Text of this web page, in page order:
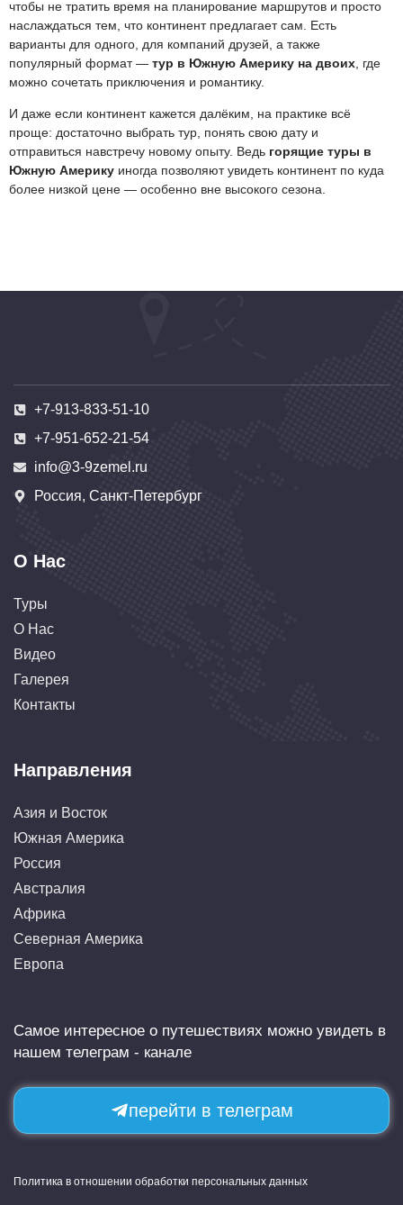
чтобы не тратить время на планирование маршрутов и просто
наслаждаться тем, что континент предлагает сам. Есть
варианты для одного, для компаний друзей, а также
популярный формат — тур в Южную Америку на двоих , где
можно сочетать приключения и романтику.
И даже если континент кажется далёким, на практике всё
проще: достаточно выбрать тур, понять свою дату и
отправиться навстречу новому опыту. Ведь горящие туры в
Южную Америку иногда позволяют увидеть континент по куда
более низкой цене — особенно вне высокого сезона.
+7-913-833-51-10
+7-951-652-21-54
info@3-9zemel.ru
Россия, Санкт-Петербург
О Нас
Туры
О Нас
Видео
Галерея
Контакты
Направления
Азия и Восток
Южная Америка
Россия
Австралия
Африка
Северная Америка
Европа
Самое интересное о путешествиях можно увидеть в
нашем телеграм - канале
перейти в телеграм
Политика в отношении обработки персональных данных